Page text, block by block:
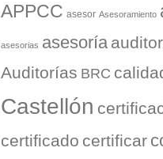
APPCC asesor Asesoramiento
asesorias asesoría
Auditorías BRC
Castellón
certificado certificar